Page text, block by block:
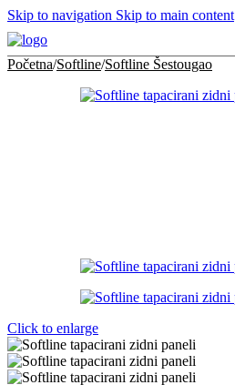
Skip to navigation Skip to main content
Početna/Softline/Softline Šestougao
Click to enlarge